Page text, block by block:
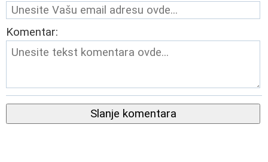
Komentar:
Slanje komentara